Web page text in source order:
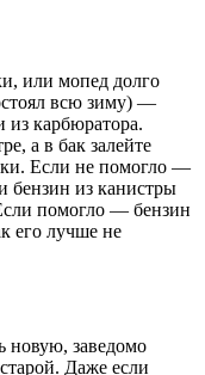
или мопед долго
всю зиму) —
из карбюратора.
а в бак залейте
Если не помогло —
бензин из канистры
помогло — бензин
его лучше не
новую, заведомо
Даже если